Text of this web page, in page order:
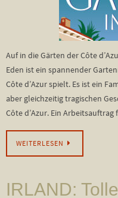
Auf in die Gärten der Côte
Eden ist ein spannender
Côte d’Azur spielt. Es ist ein
aber gleichzeitig tragischen
Côte d’Azur. Ein
WEITERLESEN
IRLAND: